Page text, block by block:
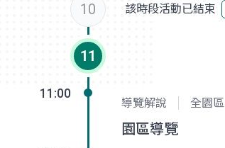
10 該時段活動已結束
11
11:00
導覽解說
園區導覽
全園區